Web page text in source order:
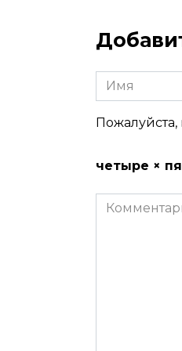
Имя
четыре ×